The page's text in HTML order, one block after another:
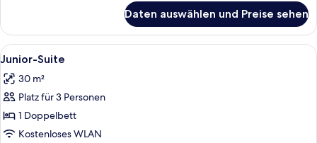
Doppelzimmer
Daten auswählen und Preise sehen
Alle
Fotos
für
Junior-
Suite
anzeigen
Ein modernes Hotelzimmer mit
5
Junior-Suite
30 m²
Platz für 3 Personen
1 Doppelbett
Kostenloses WLAN